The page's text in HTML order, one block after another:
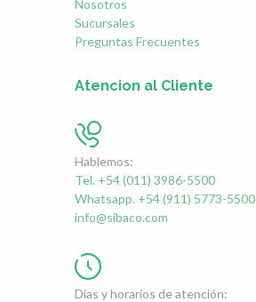
Nosotros
Sucursales
Preguntas Frecuentes
Atencion al Cliente
Hablemos:
Tel. +54 (011) 3986-5500
Whatsapp. +54 (911) 5773-5500
info@sibaco.com
Días y horarios de atención: